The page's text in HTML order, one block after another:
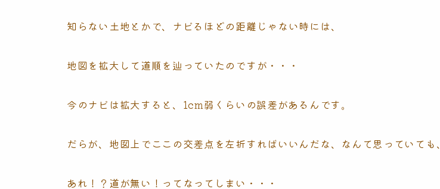
知らない土地とかで、ナビるほどの距離じゃない時には、
地図を拡大して道順を辿っていたのですが・・・
今のナビは拡大すると、1cm弱くらいの誤差があるんです。
だらが、地図上でここの交差点を左折すればいいんだな、なんて思っていても、
あれ！？道が無い！ってなってしまい・・・